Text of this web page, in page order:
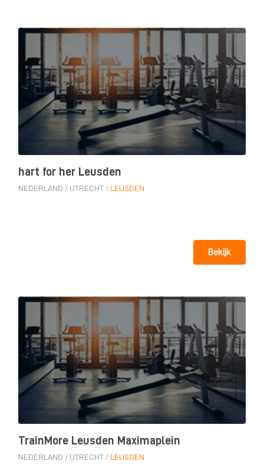
hart for her Leusden
NEDERLAND / UTRECHT / LEUSDEN
Bekijk
TrainMore Leusden Maximaplein
NEDERLAND / UTRECHT / LEUSDEN